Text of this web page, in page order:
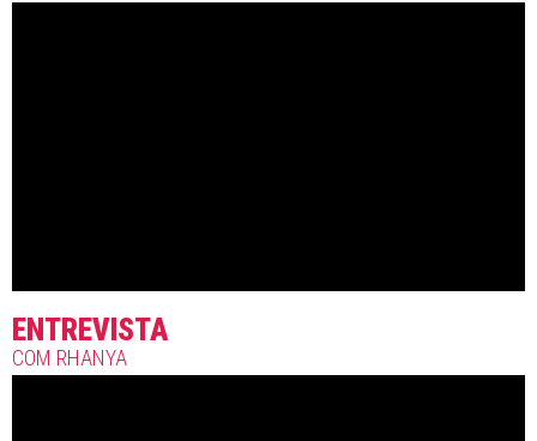
ENTREVISTA
COM RHANYA